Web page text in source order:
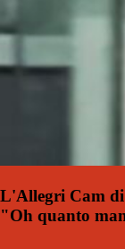
L'Allegri Cam di
"Oh quanto